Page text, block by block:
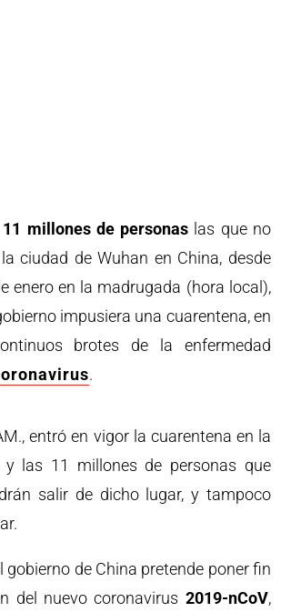
11 millones de personas las que no
ciudad de Wuhan en China, desde
enero en la madrugada (hora local),
impusiera una cuarentena, en
brotes de la enfermedad
.
entró en vigor la cuarentena en la
y las 11 millones de personas que
salir de dicho lugar, y tampoco
gobierno de China pretende poner fin
del nuevo coronavirus 2019-nCoV,